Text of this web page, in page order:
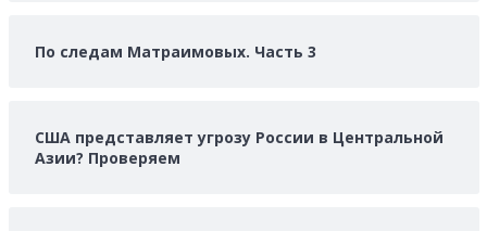
По следам Матраимовых. Часть 3
США представляет угрозу России в Центральной
Азии? Проверяем